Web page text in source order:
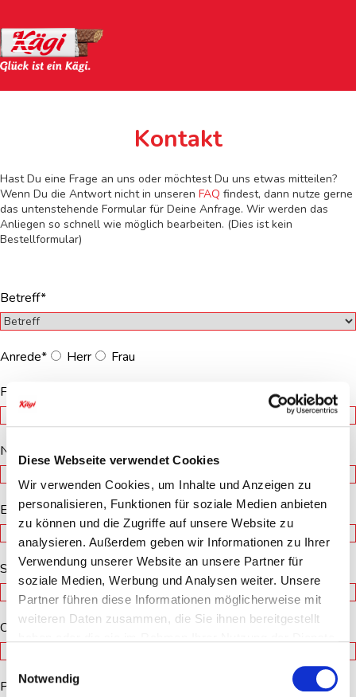
Diese Webseite verwendet Cookies
Wir verwenden Cookies, um Inhalte und Anzeigen zu
personalisieren, Funktionen für soziale Medien anbieten
zu können und die Zugriffe auf unsere Website zu
analysieren. Außerdem geben wir Informationen zu Ihrer
Verwendung unserer Website an unsere Partner für
soziale Medien, Werbung und Analysen weiter. Unsere
Partner führen diese Informationen möglicherweise mit
weiteren Daten zusammen, die Sie ihnen bereitgestellt
Einwilligungsauswahl
Notwendig
Kontakt
Hast Du eine Frage an uns oder möchtest Du uns etwas mitteilen?
Wenn Du die Antwort nicht in unseren FAQ findest, dann nutze gerne
das untenstehende Formular für Deine Anfrage. Wir werden das
Anliegen so schnell wie möglich bearbeiten. (Dies ist kein
Bestellformular)
Betreff*
Anrede* Herr
Frau
Firma / Verein / Veranstalter
Name*
E-Mail Adresse*
Strasse
Ort
PLZ